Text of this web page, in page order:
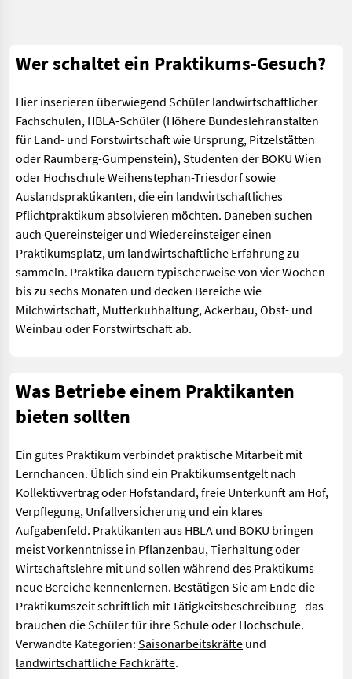
Wer schaltet ein Praktikums-Gesuch?
Hier inserieren überwiegend Schüler landwirtschaftlicher
Fachschulen, HBLA-Schüler (Höhere Bundeslehranstalten
für Land- und Forstwirtschaft wie Ursprung, Pitzelstätten
oder Raumberg-Gumpenstein), Studenten der BOKU Wien
oder Hochschule Weihenstephan-Triesdorf sowie
Auslandspraktikanten, die ein landwirtschaftliches
Pflichtpraktikum absolvieren möchten. Daneben suchen
auch Quereinsteiger und Wiedereinsteiger einen
Praktikumsplatz, um landwirtschaftliche Erfahrung zu
sammeln. Praktika dauern typischerweise von vier Wochen
bis zu sechs Monaten und decken Bereiche wie
Milchwirtschaft, Mutterkuhhaltung, Ackerbau, Obst- und
Weinbau oder Forstwirtschaft ab.
Was Betriebe einem Praktikanten
bieten sollten
Ein gutes Praktikum verbindet praktische Mitarbeit mit
Lernchancen. Üblich sind ein Praktikumsentgelt nach
Kollektivvertrag oder Hofstandard, freie Unterkunft am Hof,
Verpflegung, Unfallversicherung und ein klares
Aufgabenfeld. Praktikanten aus HBLA und BOKU bringen
meist Vorkenntnisse in Pflanzenbau, Tierhaltung oder
Wirtschaftslehre mit und sollen während des Praktikums
neue Bereiche kennenlernen. Bestätigen Sie am Ende die
Praktikumszeit schriftlich mit Tätigkeitsbeschreibung - das
brauchen die Schüler für ihre Schule oder Hochschule.
Verwandte Kategorien: Saisonarbeitskräfte und
landwirtschaftliche Fachkräfte.